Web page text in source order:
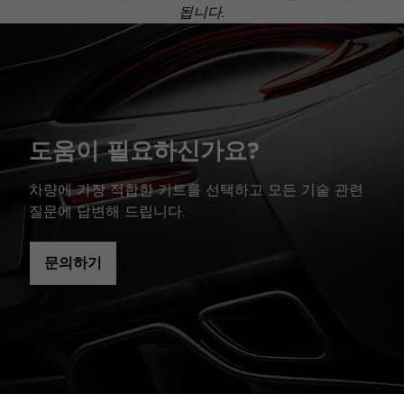
됩니다.
도움이 필요하신가요?
차량에 가장 적합한 키트를 선택하고 모든 기술 관련
질문에 답변해 드립니다.
문의하기